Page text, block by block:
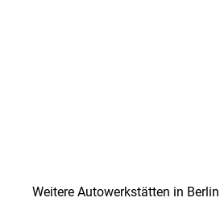
Weitere Autowerkstätten in